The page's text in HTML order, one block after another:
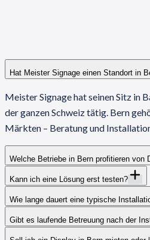
Hat Meister Signage einen Standort in
Meister Signage hat seinen Sitz in
der ganzen Schweiz tätig. Bern
Märkten – Beratung und
Welche Betriebe in Bern profitieren von
Kann ich eine Lösung erst testen?
Wie lange dauert eine typische
Gibt es laufende Betreuung nach der